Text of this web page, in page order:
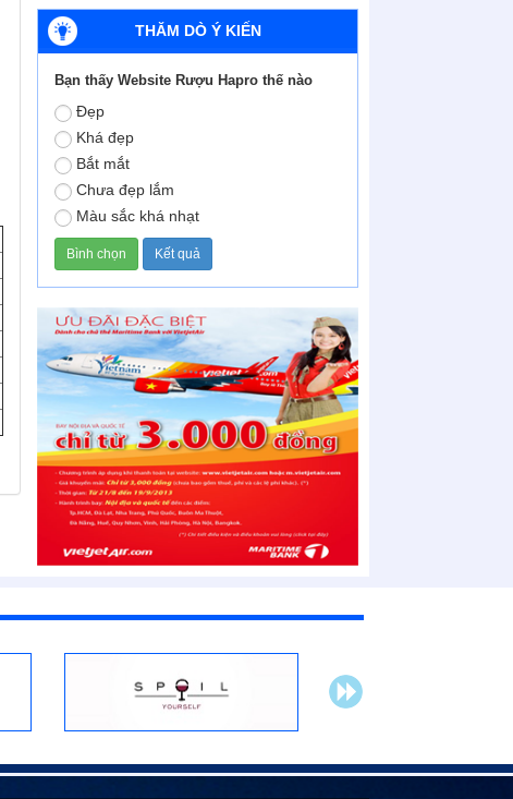
THĂM DÒ Ý KIẾN
Bạn thấy Website Rượu Hapro thế nào
Đẹp
Khá đẹp
Bắt mắt
Chưa đẹp lắm
Màu sắc khá nhạt